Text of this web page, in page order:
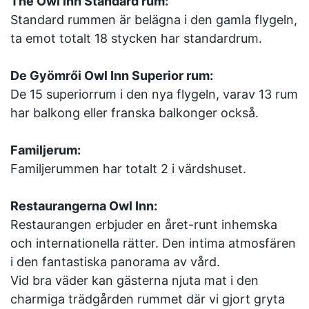
Standard rummen är belägna i den gamla flygeln,
ta emot totalt 18 stycken har standardrum.
De Gyömrői Owl Inn Superior rum:
De 15 superiorrum i den nya flygeln, varav 13 rum
har balkong eller franska balkonger också.
Familjerum:
Familjerummen har totalt 2 i värdshuset.
Restaurangerna Owl Inn:
Restaurangen erbjuder en året-runt inhemska
och internationella rätter. Den intima atmosfären
i den fantastiska panorama av vård.
Vid bra väder kan gästerna njuta mat i den
charmiga trädgården rummet där vi gjort gryta